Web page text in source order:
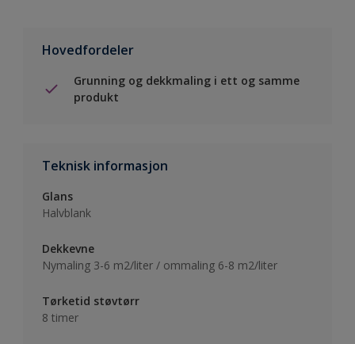
Hovedfordeler
Grunning og dekkmaling i ett og samme
produkt
Teknisk informasjon
Glans
Halvblank
Dekkevne
Nymaling 3-6 m2/liter / ommaling 6-8 m2/liter
Tørketid støvtørr
8 timer